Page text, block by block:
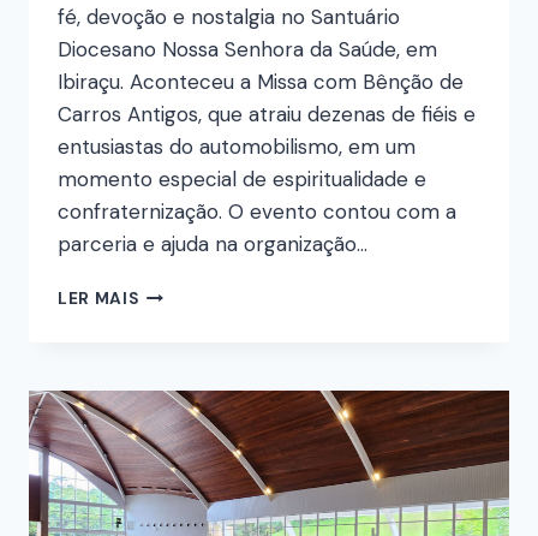
fé, devoção e nostalgia no Santuário
Diocesano Nossa Senhora da Saúde, em
Ibiraçu. Aconteceu a Missa com Bênção de
Carros Antigos, que atraiu dezenas de fiéis e
entusiastas do automobilismo, em um
momento especial de espiritualidade e
confraternização. O evento contou com a
parceria e ajuda na organização…
LER MAIS